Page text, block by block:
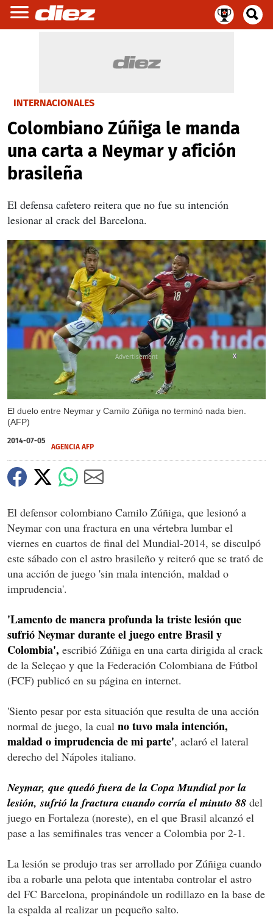
INTERNACIONALES
Colombiano Zúñiga le manda
una carta a Neymar y afición
brasileña
El defensa cafetero reitera que no fue su intención
lesionar al crack del Barcelona.
El duelo entre Neymar y Camilo Zúñiga no terminó nada bien.
(AFP)
X
2014-07-05
AGENCIA AFP
El defensor colombiano Camilo Zúñiga, que lesionó a
Neymar con una fractura en una vértebra lumbar el
viernes en cuartos de final del Mundial-2014, se disculpó
este sábado con el astro brasileño y reiteró que se trató de
una acción de juego 'sin mala intención, maldad o
imprudencia'.
'Lamento de manera profunda la triste lesión que
sufrió Neymar durante el juego entre Brasil y
Colombia', escribió Zúñiga en una carta dirigida al crack
de la Seleçao y que la Federación Colombiana de Fútbol
(FCF) publicó en su página en internet.
'Siento pesar por esta situación que resulta de una acción
normal de juego, la cual no tuvo mala intención,
maldad o imprudencia de mi parte', aclaró el lateral
derecho del Nápoles italiano.
Neymar, que quedó fuera de la Copa Mundial por la
lesión, sufrió la fractura cuando corría el minuto 88 del
juego en Fortaleza (noreste), en el que Brasil alcanzó el
pase a las semifinales tras vencer a Colombia por 2-1.
La lesión se produjo tras ser arrollado por Zúñiga cuando
iba a robarle una pelota que intentaba controlar el astro
del FC Barcelona, propinándole un rodillazo en la base de
la espalda al realizar un pequeño salto.